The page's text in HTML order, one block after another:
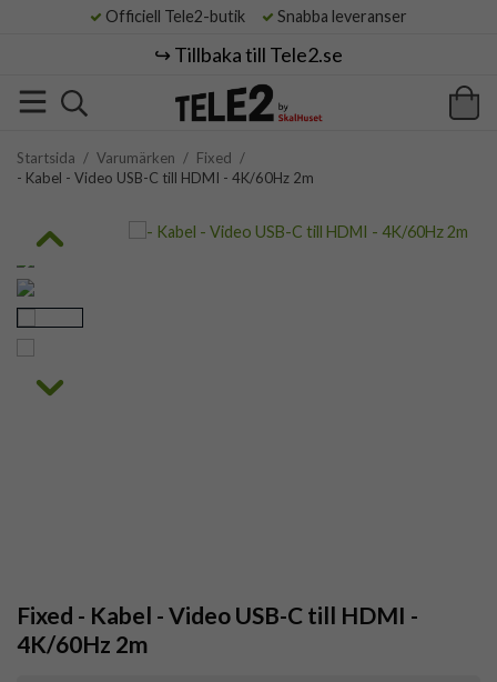
Officiell Tele2-butik Snabba leveranser
↪️ Tillbaka till Tele2.se
Startsida / Varumärken / Fixed /
- Kabel - Video USB-C till HDMI - 4K/60Hz 2m
Fixed - Kabel - Video USB-C till HDMI -
4K/60Hz 2m